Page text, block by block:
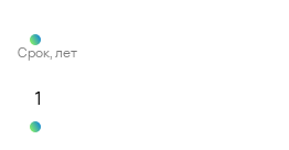
Срок, лет